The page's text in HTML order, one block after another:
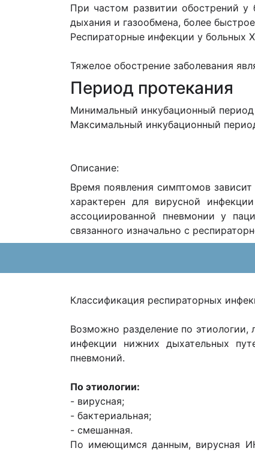
При частом развитии обострений у
дыхания и газообмена, более
Респираторные инфекции у больных
Тяжелое обострение заболевания
Период протекания
Минимальный инкубационный
Максимальный инкубационный
Описание:
Время появления симптомов
характерен для вирусной
ассоциированной пневмонии у
связанного изначально с
Классификация респираторных
Возможно разделение по
инфекции нижних дыхательных
пневмоний.
По этиологии:
- вирусная;
- бактериальная;
- смешанная.
По имеющимся данным, вирусная